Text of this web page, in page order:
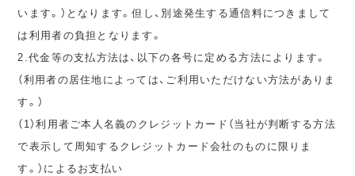
います。）となります。但し、別途発生する通信料につきまして
は利用者の負担となります。
2.代金等の支払方法は、以下の各号に定める方法によります。
（利用者の居住地によっては、ご利用いただけない方法がありま
す。）
（1）利用者ご本人名義のクレジットカード（当社が判断する方法
で表示して周知するクレジットカード会社のものに限りま
す。）によるお支払い